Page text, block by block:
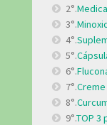
2°.
3°.
4°.
5°.
6°.
7°.
8°.
9°.TOP 3